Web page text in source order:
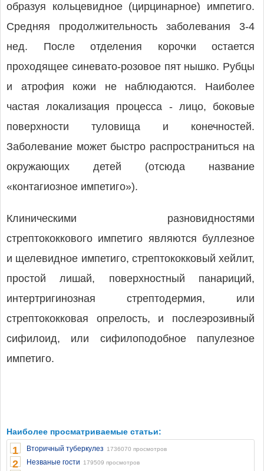
образуя кольцевидное (цирцинарное) импетиго.
Средняя продолжительность заболевания 3-4
нед. После отделения корочки остается
проходящее синевато-розовое пят нышко. Рубцы
и атрофия кожи не наблюдаются. Наиболее
частая локализация процесса - лицо, боковые
поверхности туловища и конечностей.
Заболевание может быстро распространиться на
окружающих детей (отсюда название
«контагиозное импетиго»).
Клиническими разновидностями
стрептококкового импетиго являются буллезное
и щелевидное импетиго, стрептококковый хейлит,
простой лишай, поверхностный панариций,
интертригинозная стрептодермия, или
стрептококковая опрелость, и послеэрозивный
сифилоид, или сифилоподобное папулезное
импетиго.
Наиболее просматриваемые статьи:
1 Вторичный туберкулез 1736070 просмотров
2 Незваные гости 179509 просмотров